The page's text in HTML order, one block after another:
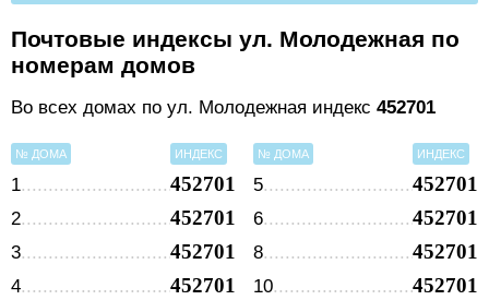
Почтовые индексы ул. Молодежная по
номерам домов
Во всех домах по ул. Молодежная индекс 452701
№ ДОМА ИНДЕКС
1 452701
2 452701
3 452701
4 452701
№ ДОМА ИНДЕКС
5 452701
6 452701
8 452701
10 452701